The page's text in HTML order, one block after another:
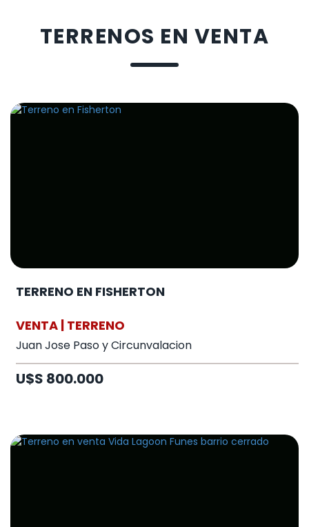
TERRENOS EN VENTA
TERRENO EN FISHERTON
VENTA | TERRENO
Juan Jose Paso y Circunvalacion
U$S 800.000